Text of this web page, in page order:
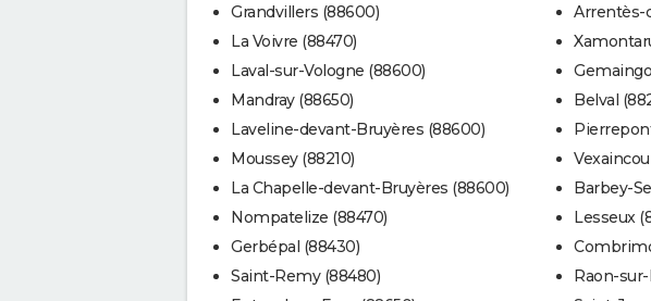
Grandvillers (88600)
La Voivre (88470)
Laval-sur-Vologne (88600)
Mandray (88650)
Laveline-devant-Bruyères (88600)
Moussey (88210)
La Chapelle-devant-Bruyères (88600)
Nompatelize (88470)
Gerbépal (88430)
Saint-Remy (88480)
Arrentès-
Belval
Barbey-
Lesseux
Raon-sur-